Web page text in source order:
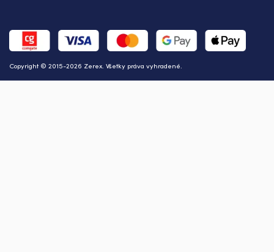
Copyright © 2015-2026 Zerex. Všetky práva vyhradené.